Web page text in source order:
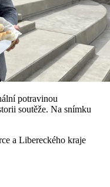
potravinou
soutěže. Na snímku
a Libereckého kraje